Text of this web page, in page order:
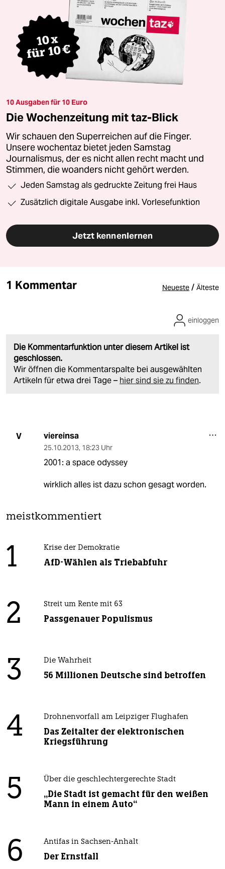
10 Ausgaben für 10 Euro
Die Wochenzeitung mit taz-Blick
Wir schauen den Superreichen auf die Finger.
Unsere wochentaz bietet jeden Samstag
Journalismus, der es nicht allen recht macht und
Stimmen, die woanders nicht gehört werden.
Jeden Samstag als gedruckte Zeitung frei Haus
Zusätzlich digitale Ausgabe inkl. Vorlesefunktion
Jetzt kennenlernen
1 Kommentar Neueste / Älteste
Die Kommentarfunktion unter diesem Artikel ist
geschlossen.
Wir öffnen die Kommentarspalte bei ausgewählten
Artikeln für etwa drei Tage – hier sind sie zu finden.
einloggen
V viereinsa
25.10.2013, 18:23 Uhr
2001: a space odyssey
wirklich alles ist dazu schon gesagt worden.
meistkommentiert
1 Krise der Demokratie
AfD-Wählen als Triebabfuhr
2 Streit um Rente mit 63
Passgenauer Populismus
3 Die Wahrheit
56 Millionen Deutsche sind betroffen
4 Drohnenvorfall am Leipziger Flughafen
Das Zeitalter der elektronischen
Kriegsführung
5 Über die geschlechtergerechte Stadt
„Die Stadt ist gemacht für den weißen
Mann in einem Auto“
6 Antifas in Sachsen-Anhalt
Der Ernstfall